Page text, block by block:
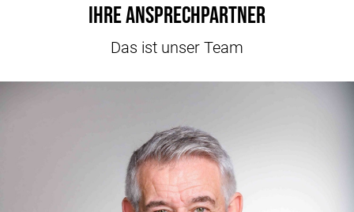
Ihre Ansprechpartner
Das ist unser Team